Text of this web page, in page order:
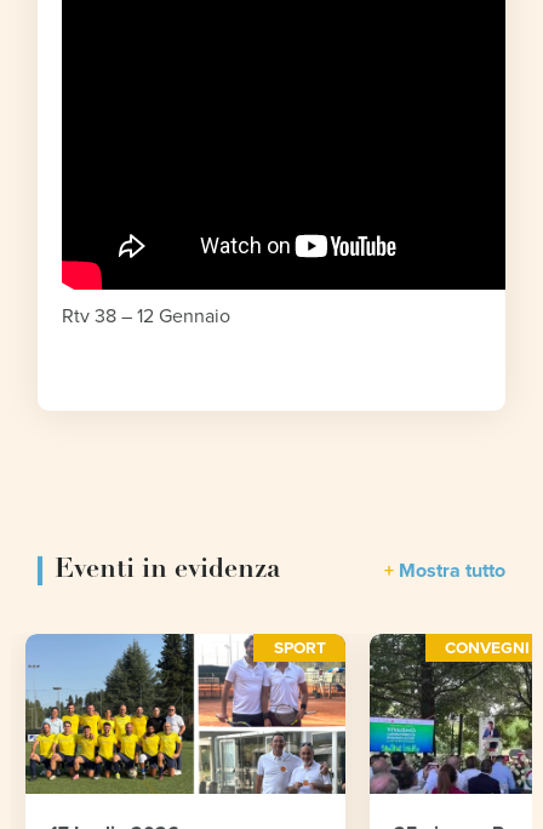
Rtv 38 – 12 Gennaio
Eventi in evidenza Mostra tutto
SPORT CONVEGNI